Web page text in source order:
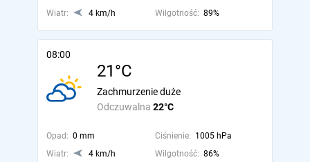
Wiatr: 4 km/h Wilgotność: 89%
08:00
21°C
Odczuwalna 22°C
Zachmurzenie duże
Opad: 0 mm Ciśnienie: 1005 hPa
Wiatr:
4 km/h Wilgotność: 86%